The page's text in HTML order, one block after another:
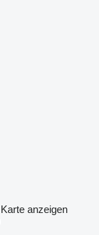
Karte anzeigen